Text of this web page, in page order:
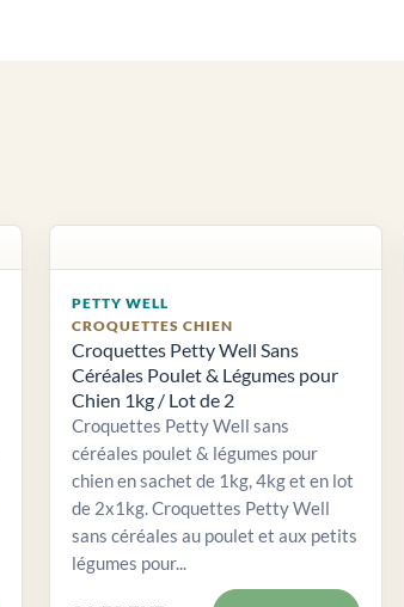
PETTY WELL
CROQUETTES CHIEN
Croquettes Petty Well Sans
Céréales Poulet & Légumes pour
Chien 1kg / Lot de 2
Croquettes Petty Well sans
céréales poulet & légumes pour
chien en sachet de 1kg, 4kg et en lot
de 2x1kg. Croquettes Petty Well
sans céréales au poulet et aux petits
légumes pour...